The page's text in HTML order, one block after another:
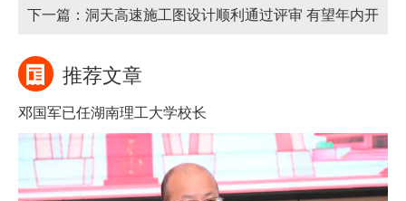
下一篇： 洞天高速施工图设计顺利通过评审 有望年内开
工建设
推荐文章
邓国军已任湖南理工大学校长